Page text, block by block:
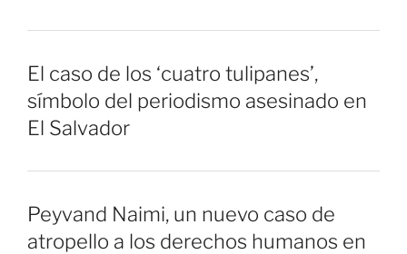
El caso de los ‘cuatro tulipanes’,
símbolo del periodismo asesinado en
El Salvador
Peyvand Naimi, un nuevo caso de
atropello a los derechos humanos en